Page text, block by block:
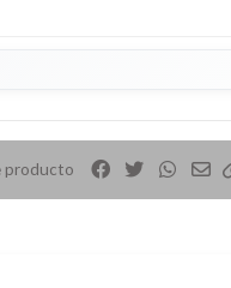
producto